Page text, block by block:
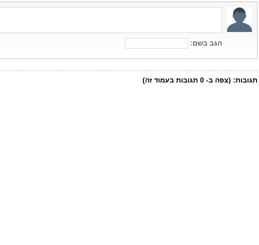
הגב בשם:
תגובות: (צפה ב- 0 תגובות בעמוד זה)